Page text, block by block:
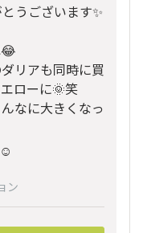
うございます✨
リアも同時に買
ローに🌞笑
なに大きくなっ
ン